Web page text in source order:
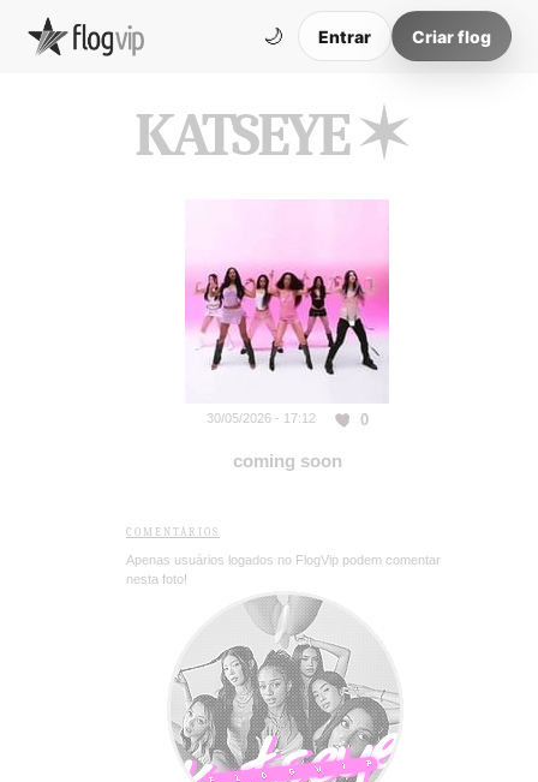
🌙 Entrar Criar flog
KATSEYE ✶
30/05/2026 - 17:12 0
coming soon
COMENTÁRIOS
Apenas usuários logados no FlogVip podem comentar
nesta foto!